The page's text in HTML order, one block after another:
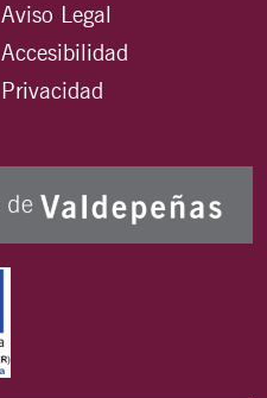
Aviso Legal
Accesibilidad
Privacidad